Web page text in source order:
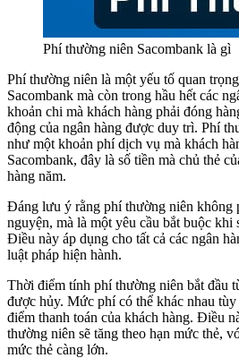
Phí thường niên Sacombank là gì
Phí thường niên là một yếu tố quan
Sacombank mà còn trong hầu hết các
khoản chi mà khách hàng phải đóng
động của ngân hàng được duy trì. Phí
như một khoản phí dịch vụ mà khách
Sacombank, đây là số tiền mà chủ thẻ
hàng năm.
Đáng lưu ý rằng phí thường niên không
nguyện, mà là một yêu cầu bắt buộc khi
Điều này áp dụng cho tất cả các ngân
luật pháp hiện hành.
Thời điểm tính phí thường niên bắt đầu
được hủy. Mức phí có thể khác nhau
điểm thanh toán của khách hàng. Điều
thường niên sẽ tăng theo hạn mức thẻ,
mức thẻ càng lớn.